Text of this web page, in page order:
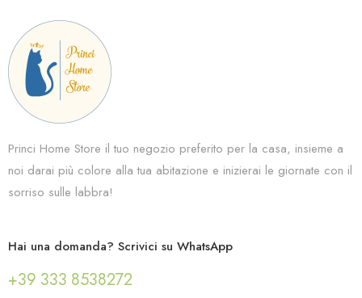
Princi Home Store il tuo negozio preferito per la casa, insieme a
noi darai più colore alla tua abitazione e inizierai le giornate con il
sorriso sulle labbra!
Hai una domanda? Scrivici su WhatsApp
+39 333 8538272